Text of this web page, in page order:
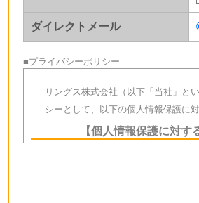
ダイレクトメール
■プライバシーポリシー
リングス株式会社（以下「当社」と
シーとして、以下の個人情報保護に
【個人情報保護に対す